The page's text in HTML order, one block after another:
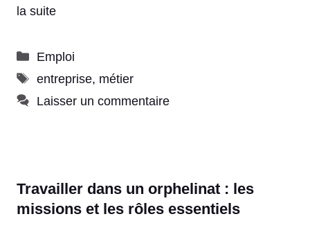
la suite
Catégories
Emploi
Étiquettes
entreprise, métier
Laisser un commentaire
Travailler dans un orphelinat : les
missions et les rôles essentiels